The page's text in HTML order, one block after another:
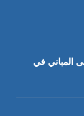
المباني في